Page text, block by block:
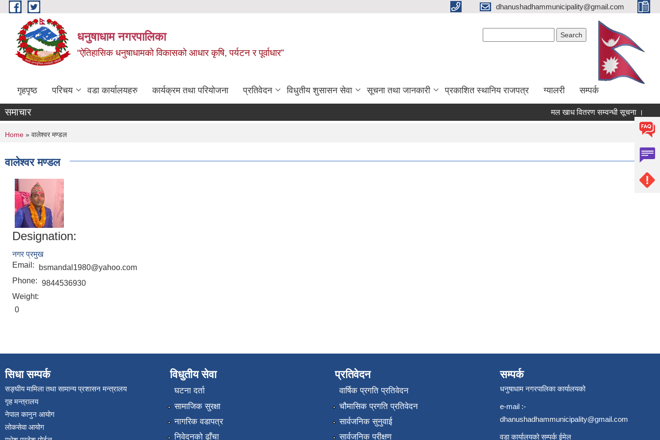
Skip to main content dhanushadhammunicipality@gmail.com
धनुषाधाम नगरपालिका
“ऐतिहासिक धनुषाधामको विकासको आधार कृषि, पर्यटन र पूर्वाधार”
गृहपृष्ठ परिचय वडा कार्यालयहरु कार्यक्रम तथा परियोजना प्रतिवेदन विधुतीय शुसासन सेवा सूचना तथा जानकारी प्रकाशित स्थानिय राजपत्र ग्यालरी सम्पर्क
समाचार मल खाध वितरण सम्वन्धी सूचना ।
You are here
Home » वालेश्वर मण्डल
वालेश्वर मण्डल
Designation:
नगर प्रमुख
Email:
bsmandal1980@yahoo.com
Phone: 9844536930
Weight:
0
सिधा सम्पर्क
सङ्घीय मामिला तथा सामान्य प्रशासन मन्त्रालय
गृह मन्त्रालय
नेपाल कानुन आयोग
लोकसेवा आयोग
विधुतीय सेवा
घटना दर्ता
सामाजिक सुरक्षा
नागरिक वडापत्र
निवेदनको ढाँचा
प्रतिवेदन
वार्षिक प्रगति प्रतिवेदन
चौमासिक प्रगति प्रतिवेदन
सार्वजनिक सुनुवाई
सार्वजनिक परीक्षण
सम्पर्क
धनुषाधाम नगरपालिका कार्यालयको
e-mail :-
dhanushadhammunicipality@gmail.com
वडा कार्यालयको सम्पर्क ईमेल